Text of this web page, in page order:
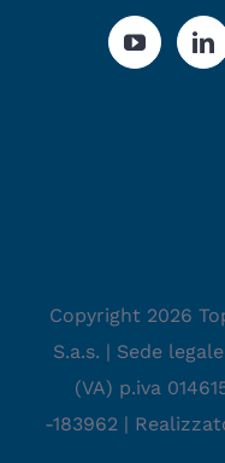
Copyright 2026
S.a.s. | Sede
(VA) p.iva
-183962 |